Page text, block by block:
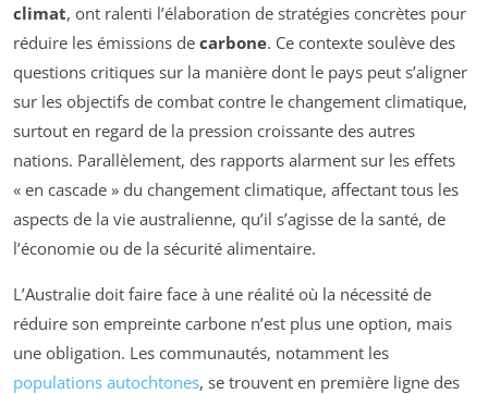
climat, ont ralenti l’élaboration de stratégies concrètes pour
réduire les émissions de carbone. Ce contexte soulève des
questions critiques sur la manière dont le pays peut s’aligner
sur les objectifs de combat contre le changement climatique,
surtout en regard de la pression croissante des autres
nations. Parallèlement, des rapports alarment sur les effets
« en cascade » du changement climatique, affectant tous les
aspects de la vie australienne, qu’il s’agisse de la santé, de
l’économie ou de la sécurité alimentaire.
L’Australie doit faire face à une réalité où la nécessité de
réduire son empreinte carbone n’est plus une option, mais
une obligation. Les communautés, notamment les
populations autochtones, se trouvent en première ligne des